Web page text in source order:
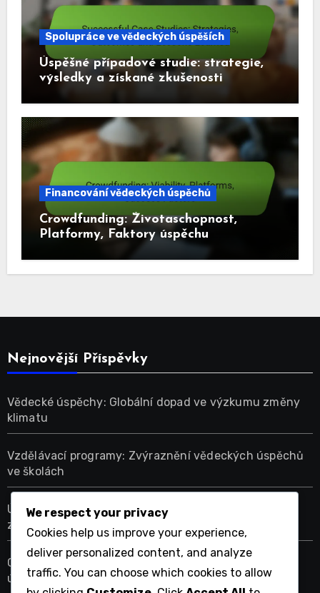
Spolupráce ve vědeckých úspěších
Úspěšné případové studie: strategie,
výsledky a získané zkušenosti
Financování vědeckých úspěchů
Crowdfunding: Životaschopnost,
Platformy, Faktory úspěchu
Nejnovější Příspěvky
Vědecké úspěchy: Globální dopad ve výzkumu změny
klimatu
Vzdělávací programy: Zvýraznění vědeckých úspěchů
ve školách
Úspěšné případové studie: strategie, výsledky a
získané zkušenosti
Crowdfunding: Životaschopnost, Platformy, Faktory
úspěchu
We respect your privacy
Cookies help us improve your experience,
deliver personalized content, and analyze
traffic. You can choose which cookies to allow